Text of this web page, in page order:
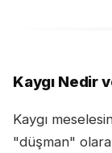
Kaygı Nedir
Kaygı
"düşman"